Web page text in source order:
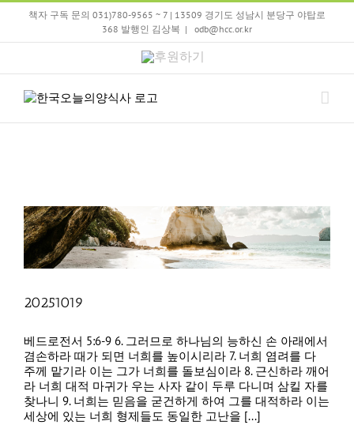
Skip
책자 구독 문의 031)780-9565 ~ 7 | 13509 경기도 성남시 분당구 야탑로
368 발행인 김상복 | odb@hcc.or.kr
후
기
20251019
베드로전서 5:6-9 6. 그러므로 하나님의 능하신 손 아래에서
겸손하라 때가 되면 너희를 높이시리라 7. 너희 염려를 다
주께 맡기라 이는 그가 너희를 돌보심이라 8. 근신하라 깨어
라 너희 대적 마귀가 우는 사자 같이 두루 다니며 삼킬 자를
찾나니 9. 너희는 믿음을 굳건하게 하여 그를 대적하라 이는
세상에 있는 너희 형제들도 동일한 고난을 [...]